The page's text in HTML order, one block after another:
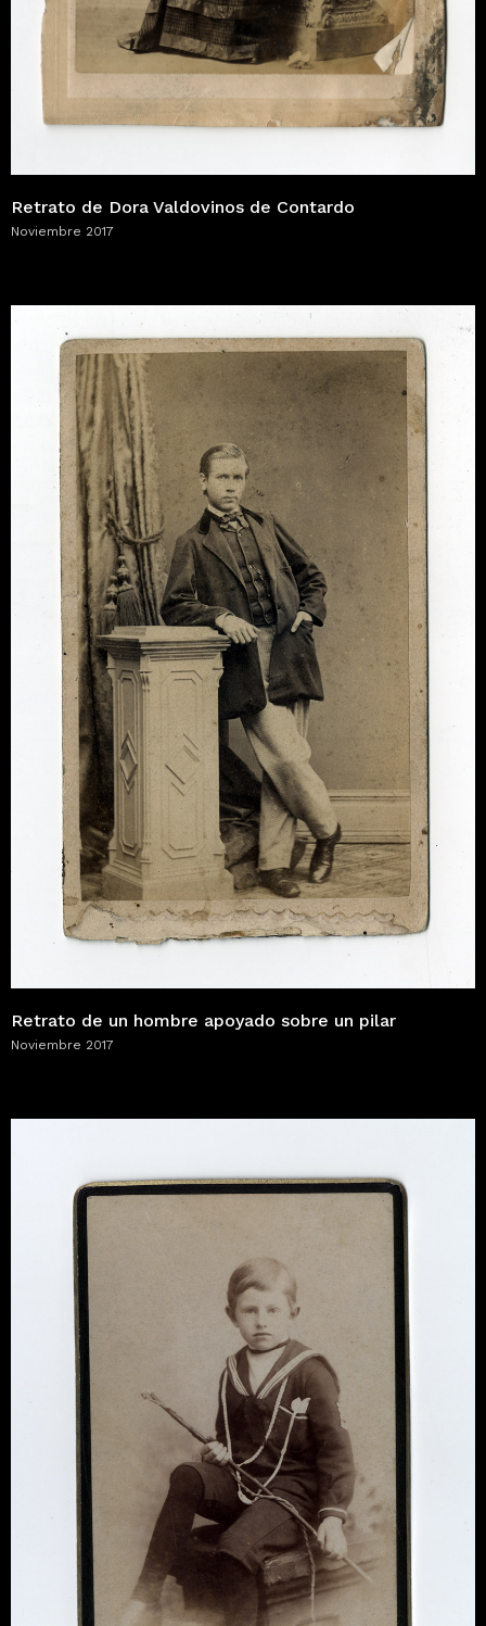
Retrato de Dora Valdovinos de Contardo
Noviembre 2017
Retrato de un hombre apoyado sobre un pilar
Noviembre 2017